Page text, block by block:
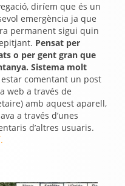
diríem que és un
emergència ja que
permanent sigui quin
Pensat per
o per gent gran que
Sistema molt
comentant un post
web a través de
amb aquest aparell,
a través d’unes
d’altres usuaris.